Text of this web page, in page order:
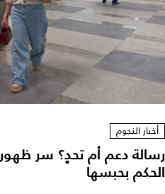
أخبار النجوم
رسالة دعم أم تحدٍ؟ سر ظهور
الحكم بحبسها